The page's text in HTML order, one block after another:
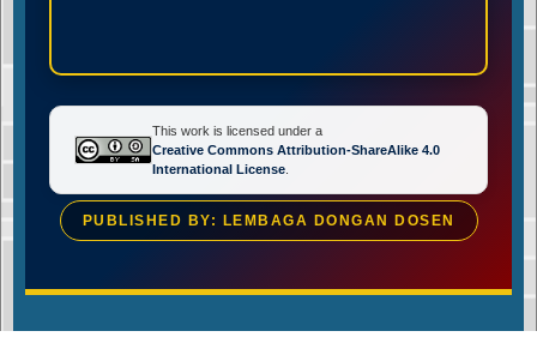
This work is licensed under a
Creative Commons Attribution-ShareAlike 4.0
International License
PUBLISHED BY: LEMBAGA DONGAN DOSEN